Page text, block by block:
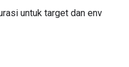
untuk target dan env